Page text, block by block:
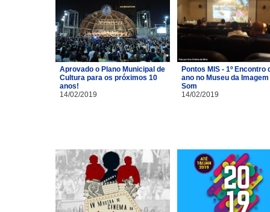
Aprovado o Plano Municipal de
Cultura para os próximos 10
anos!
14/02/2019
Pontos MIS - 1º Encontro
ano no Museu da Imagem
Som
14/02/2019